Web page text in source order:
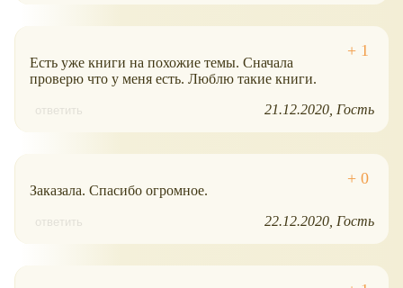
Есть уже книги на похожие темы. Сначала
проверю что у меня есть. Люблю такие книги.
ответить 21.12.2020 Гость
Заказала. Спасибо огромное.
ответить 22.12.2020 Гость